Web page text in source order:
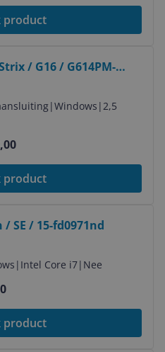
product
/ G16 / G614PM-
|Windows |2,5
product
/ SE / 15-fd0971nd
| Intel Core i7| Nee
product